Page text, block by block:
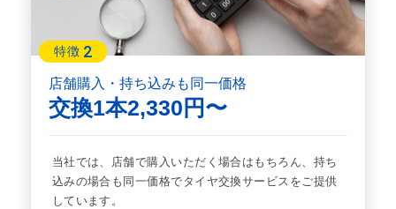
特徴 2
店舗購入・持ち込みも同一価格
交換1本2,330円〜
当社では、店舗で購入いただく場合はもちろん、持ち
込みの場合も同一価格でタイヤ交換サービスをご提供
しています。